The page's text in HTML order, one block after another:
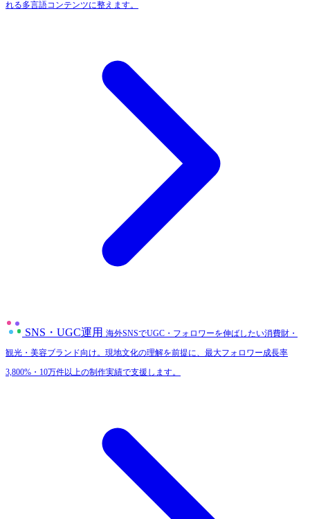
れる多言語コンテンツに整えます。
SNS・UGC運用 海外SNSでUGC・フォロワーを伸ばしたい消費財・
観光・美容ブランド向け。現地文化の理解を前提に、最大フォロワー成長率
3,800%・10万件以上の制作実績で支援します。